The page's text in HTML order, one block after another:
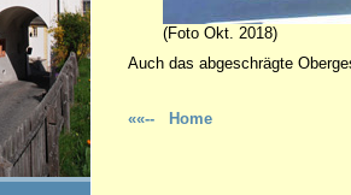
(Foto Okt. 2018)
Auch das abgeschrägte
««-- Home